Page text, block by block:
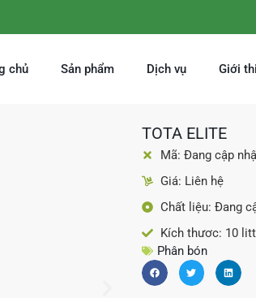
chủ Sản phẩm Dịch vụ Giới
TOTA ELITE
Mã: Đang cập
Giá: Liên hệ
Chất liệu: Đang
Kích thươc: 10
Phân bón